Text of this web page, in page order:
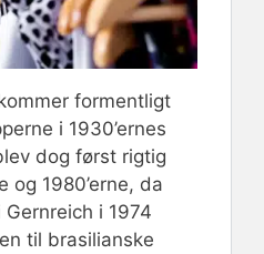
formentligt
i 1930’ernes
dog først rigtig
og 1980’erne, da
i 1974
til brasilianske